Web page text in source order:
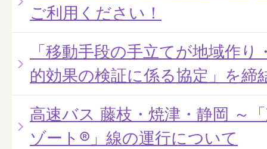
ご利用ください！
「移動手段の手立てが地域作
的効果の検証に係る協定」を締
高速バス 藤枝・焼津・静岡 ～
ゾート®」線の運行について